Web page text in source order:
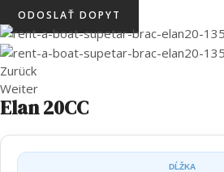
ODOSLAŤ DOPYT
Zurück
Weiter
Elan 20CC
DĹŽKA